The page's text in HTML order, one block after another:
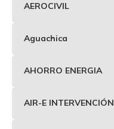
AEROCIVIL
Aguachica
AHORRO ENERGIA
AIR-E INTERVENCIÓN